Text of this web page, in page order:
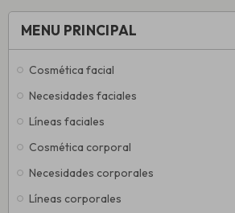
MENU PRINCIPAL
Cosmética facial
Necesidades faciales
Líneas faciales
Cosmética corporal
Necesidades corporales
Líneas corporales